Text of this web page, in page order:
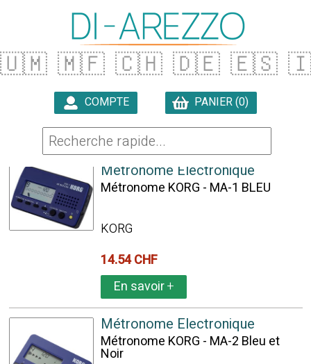
🇺🇲 🇲🇫 🇨🇭 🇩🇪 🇪🇸
COMPTE PANIER (0)
90 ARTICLES TROUVÉS
Métronome Electronique
Métronome KORG - MA-1 BLEU
KORG
14.54 CHF
En savoir+
Métronome Electronique
Métronome KORG - MA-2 Bleu et
Noir